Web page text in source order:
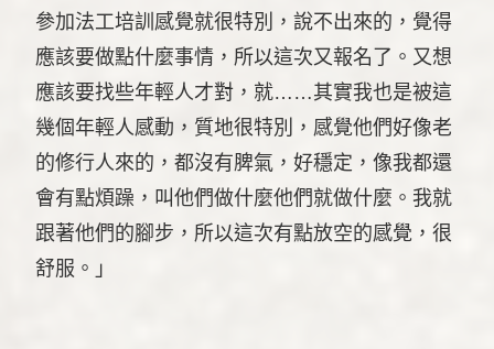
參加法工培訓感覺就很特別，說不出來的，覺得
應該要做點什麼事情，所以這次又報名了。又想
應該要找些年輕人才對，就……其實我也是被這
幾個年輕人感動，質地很特別，感覺他們好像老
的修行人來的，都沒有脾氣，好穩定，像我都還
會有點煩躁，叫他們做什麼他們就做什麼。我就
跟著他們的腳步，所以這次有點放空的感覺，很
舒服。」